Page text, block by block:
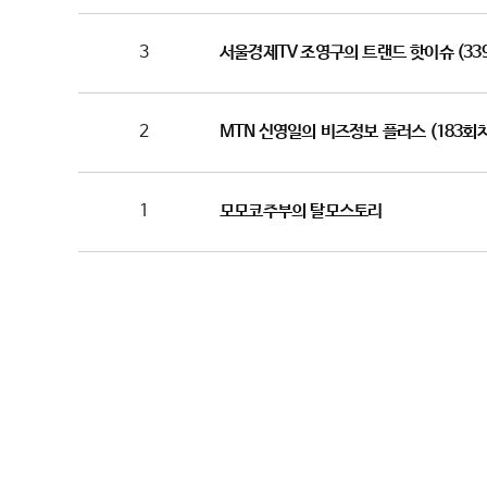
3 서울경제TV 조영구의 트랜드 핫이슈
2 MTN 신영일의 비즈정보 플러스 (183회
1 모모코주부의 탈모스토리